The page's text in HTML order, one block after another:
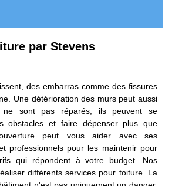
par Stevens
des embarras comme des fissures
Une détérioration des murs peut aussi
ne sont pas réparés, ils peuvent se
obstacles et faire dépenser plus que
peut vous aider avec ses
professionnels pour les maintenir pour
qui répondent à votre budget. Nos
différents services pour toiture. La